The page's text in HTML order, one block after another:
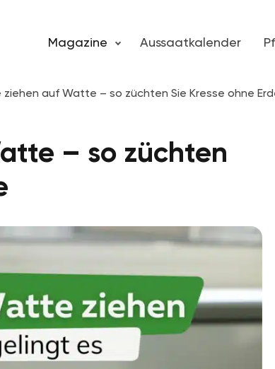
Magazine Aussaatkalender
ziehen auf Watte – so züchten Sie Kresse ohne
– so züchten